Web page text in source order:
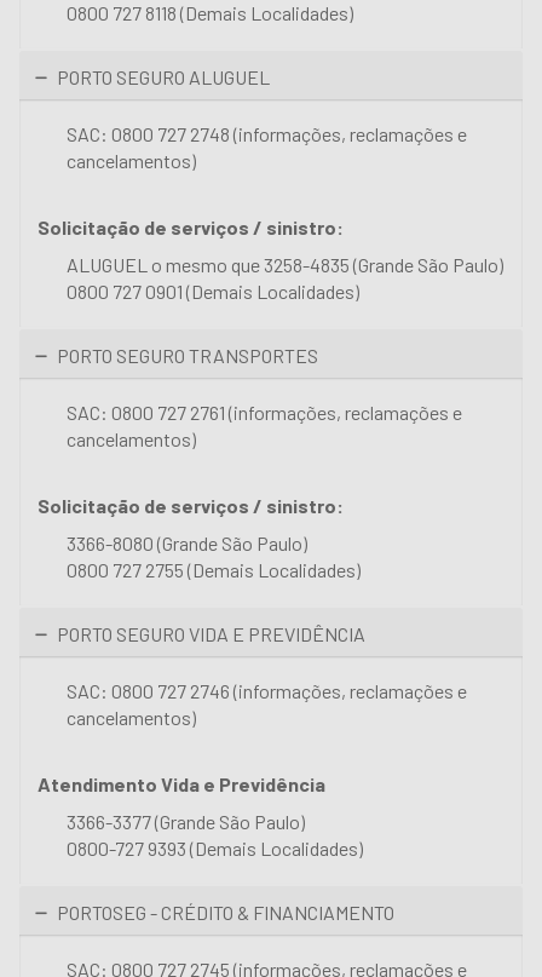
0800 727 8118 (Demais Localidades)
PORTO SEGURO ALUGUEL
SAC: 0800 727 2748 (informações, reclamações e
cancelamentos)
Solicitação de serviços / sinistro:
ALUGUEL o mesmo que 3258-4835 (Grande São Paulo)
0800 727 0901 (Demais Localidades)
PORTO SEGURO TRANSPORTES
SAC: 0800 727 2761 (informações, reclamações e
cancelamentos)
Solicitação de serviços / sinistro:
3366-8080 (Grande São Paulo)
0800 727 2755 (Demais Localidades)
PORTO SEGURO VIDA E PREVIDÊNCIA
SAC: 0800 727 2746 (informações, reclamações e
cancelamentos)
Atendimento Vida e Previdência
3366-3377 (Grande São Paulo)
0800-727 9393 (Demais Localidades)
PORTOSEG - CRÉDITO & FINANCIAMENTO
SAC: 0800 727 2745 (informações, reclamações e